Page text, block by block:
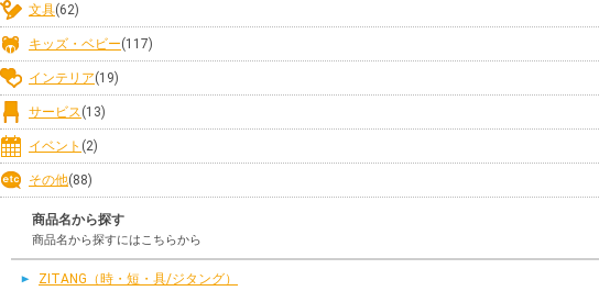
文具(62)
キッズ・ベビー(117)
インテリア(19)
サービス(13)
イベント (2)
その他(88)
商品名から探す
商品名から探すにはこちらから
ZITANG（時・短・具/ジタング）